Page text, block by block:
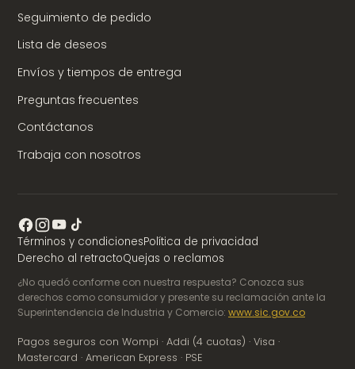
Seguimiento de pedido
Lista de deseos
Envíos y tiempos de entrega
Preguntas frecuentes
Contáctanos
Trabaja con nosotros
Términos y condicionesPolítica de privacidad
Derecho al retractoQuejas o reclamos
¿No quedó conforme con nuestra respuesta? Conozca sus
derechos como consumidor y presente su reclamación ante la
Superintendencia de Industria y Comercio: www.sic.gov.co
Pagos seguros con Wompi · Addi (4 cuotas) · Visa ·
Mastercard · American Express · PSE